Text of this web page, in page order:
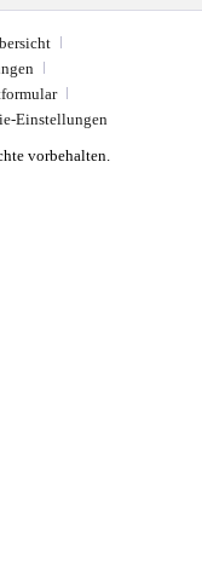
vorbehalten.
Einstellungen